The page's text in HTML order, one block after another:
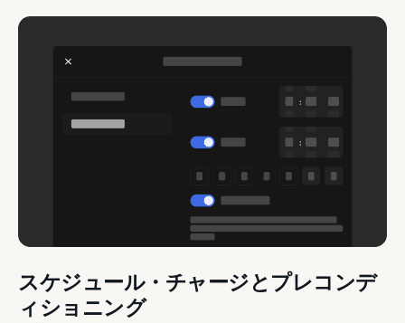
スケジュール・チャージとプレコンデ
ィショニング